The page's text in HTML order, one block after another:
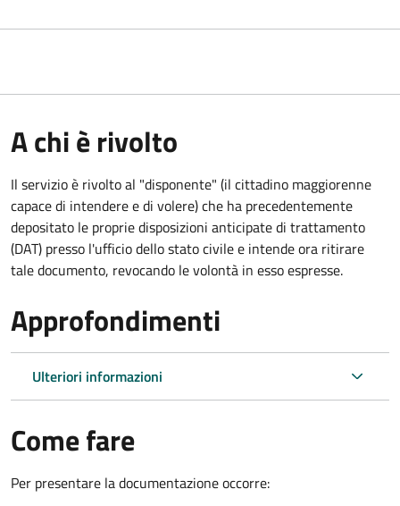
A chi è rivolto
Il servizio è rivolto al "disponente" (il cittadino maggiorenne
capace di intendere e di volere) che ha precedentemente
depositato le proprie disposizioni anticipate di trattamento
(DAT) presso l'ufficio dello stato civile e intende ora ritirare
tale documento, revocando le volontà in esso espresse.
Approfondimenti
Ulteriori informazioni
Come fare
Per presentare la documentazione occorre: